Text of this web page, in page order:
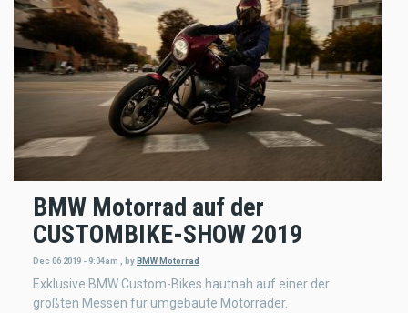
BMW Motorrad auf der
CUSTOMBIKE-SHOW 2019
Dec 06 2019 - 9:04am byBMW Motorrad
Exklusive BMW Custom-Bikes hautnah auf einer der
größten Messen für umgebaute Motorräder.